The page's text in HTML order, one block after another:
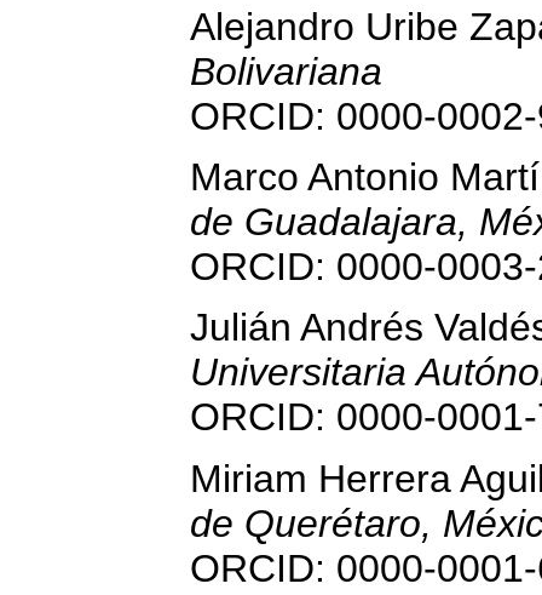
Alejandro Uribe
Bolivariana
ORCID: 0000-
Marco Antonio
de Guadalajara,
ORCID: 0000-
Julián Andrés
Universitaria
ORCID: 0000-
Miriam Herrera
de Querétaro,
ORCID: 0000-